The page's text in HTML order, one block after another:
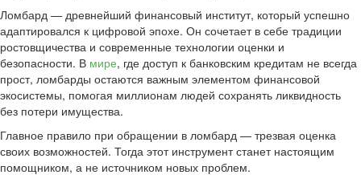
Ломбард — древнейший финансовый институт, который успешно
адаптировался к цифровой эпохе. Он сочетает в себе традиции
ростовщичества и современные технологии оценки и
безопасности. В мире, где доступ к банковским кредитам не всегда
прост, ломбарды остаются важным элементом финансовой
экосистемы, помогая миллионам людей сохранять ликвидность
без потери имущества.
Главное правило при обращении в ломбард — трезвая оценка
своих возможностей. Тогда этот инструмент станет настоящим
помощником, а не источником новых проблем.